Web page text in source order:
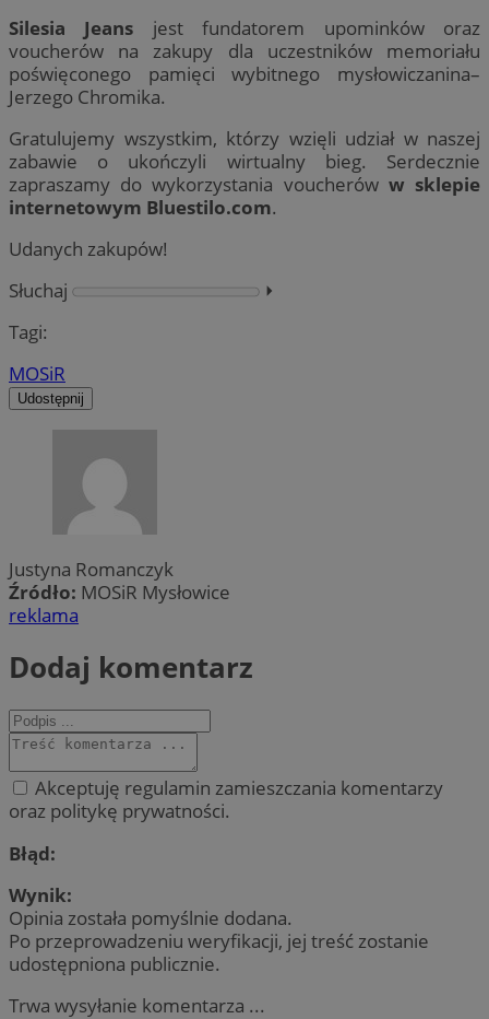
Silesia Jeans jest fundatorem upominków oraz
voucherów na zakupy dla uczestników memoriału
poświęconego pamięci wybitnego mysłowiczanina–
Jerzego Chromika.
Gratulujemy wszystkim, którzy wzięli udział w naszej
zabawie o ukończyli wirtualny bieg. Serdecznie
zapraszamy do wykorzystania voucherów w sklepie
internetowym Bluestilo.com.
Udanych zakupów!
Słuchaj
⏵︎
Tagi:
MOSiR
Udostępnij
Justyna Romanczyk
Źródło: MOSiR Mysłowice
reklama
Dodaj komentarz
Akceptuję regulamin zamieszczania komentarzy
oraz politykę prywatności.
Błąd:
Wynik:
Opinia została pomyślnie dodana.
Po przeprowadzeniu weryfikacji, jej treść zostanie
udostępniona publicznie.
Trwa wysyłanie komentarza ...